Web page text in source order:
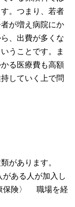
。つまり、若者
が増え病院にか
、出費が多くな
うことです。ま
る医療費も高額
していく上で問
があります。
ある人が加入し
険〉
職場を経